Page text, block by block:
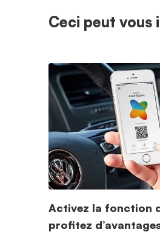
Ceci peut vous
Activez la fonction
profitez